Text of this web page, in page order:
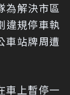
為解決市區
違規停車執
車站牌周遭
車上暫停一